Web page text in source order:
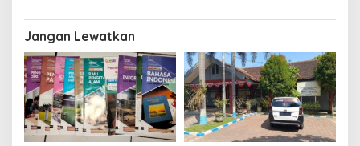
Jangan Lewatkan